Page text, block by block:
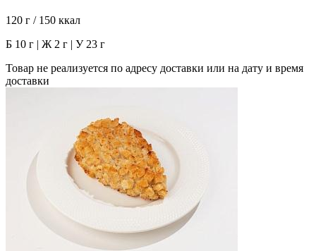
120 г / 150 ккал
Б 10 г | Ж 2 г | У 23 г
Товар не реализуется по адресу доставки или на дату и время
доставки